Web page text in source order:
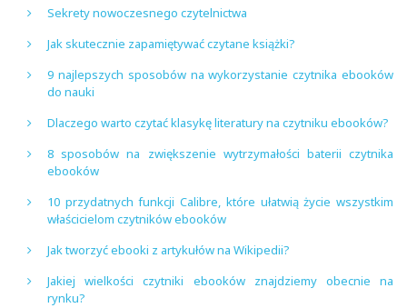
Sekrety nowoczesnego czytelnictwa
Jak skutecznie zapamiętywać czytane książki?
9 najlepszych sposobów na wykorzystanie czytnika ebooków
do nauki
Dlaczego warto czytać klasykę literatury na czytniku ebooków?
8 sposobów na zwiększenie wytrzymałości baterii czytnika
ebooków
10 przydatnych funkcji Calibre, które ułatwią życie wszystkim
właścicielom czytników ebooków
Jak tworzyć ebooki z artykułów na Wikipedii?
Jakiej wielkości czytniki ebooków znajdziemy obecnie na
rynku?